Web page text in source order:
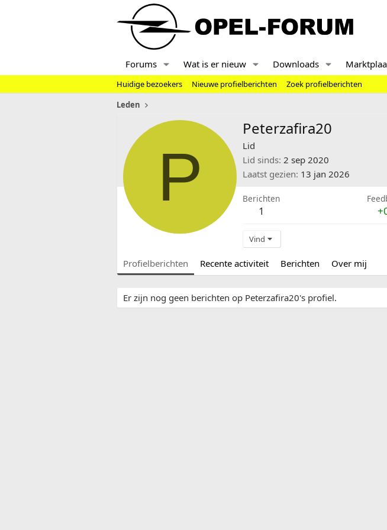
Forums Wat is er nieuw Downloads
Huidige bezoekers Nieuwe profielberichten
Zoek profielberichten
Leden
P
Peterzafira20
Lid
Lid sinds 2 sep 2020
Laatst gezien 13 jan 2026
Berichten
1
Vind
Profielberichten Recente activiteit Berichten Over mij
Er zijn nog geen berichten op Peterzafira20's profiel.